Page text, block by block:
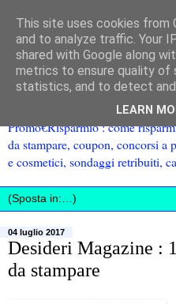
Promo€Risparmio : come
da stampare, coupon, concorsi
e cosmetici, sondaggi retribuiti,
04 luglio 2017
Desideri Magazine :
da stampare
This site uses cookies from
and to analyze traffic. Your
shared with Google along
metrics to ensure quality of
statistics, and to detect and
LEARN